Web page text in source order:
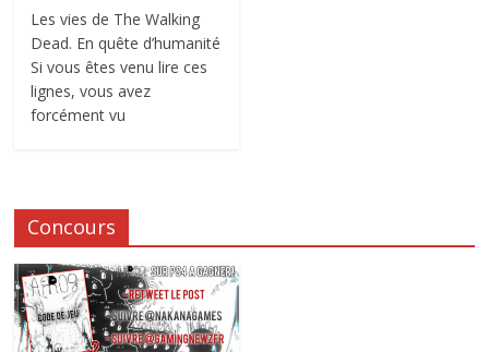
Les vies de The Walking
Dead. En quête d’humanité
Si vous êtes venu lire ces
lignes, vous avez
forcément vu
Concours